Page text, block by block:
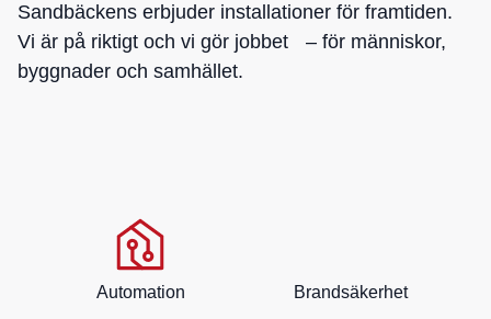
Sandbäckens erbjuder installationer för framtiden.
Vi är på riktigt och vi gör jobbet – för människor,
byggnader och samhället.
Automation Brandsäkerhet